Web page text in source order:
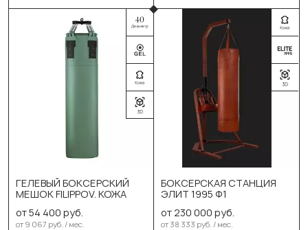
В корзину
В корзину
ГЕЛЕВЫЙ БОКСЕРСКИЙ
МЕШОК FILIPPOV. КОЖА
от 54 400 руб.
от 9 067 руб. / мес.
Зеленый
Белый
БОКСЕРСКАЯ СТАНЦИЯ
ЭЛИТ 1995 Ф1
от 230 000 руб.
от 38 333 руб. / мес.
Выберите цвет:
Чёрный
Выберите размер:
Комплект без